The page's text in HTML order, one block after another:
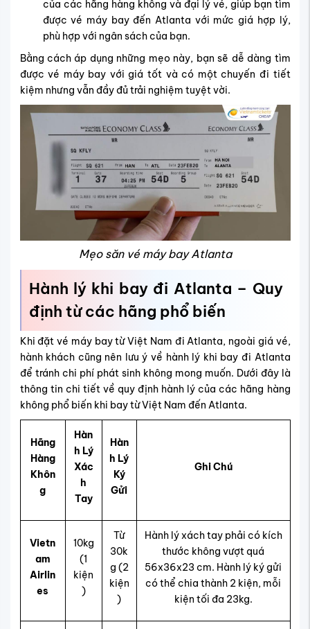
của các hãng hàng không và đại lý vé, giúp bạn tìm
được vé máy bay đến Atlanta với mức giá hợp lý,
phù hợp với ngân sách của bạn.
Bằng cách áp dụng những mẹo này, bạn sẽ dễ dàng tìm
được vé máy bay với giá tốt và có một chuyến đi tiết
kiệm nhưng vẫn đầy đủ trải nghiệm tuyệt vời.
Mẹo săn vé máy bay Atlanta
Hành lý khi bay đi Atlanta – Quy
định từ các hãng phổ biến
Khi đặt vé máy bay từ Việt Nam đi Atlanta, ngoài giá vé,
hành khách cũng nên lưu ý về hành lý khi bay đi Atlanta
để tránh chi phí phát sinh không mong muốn. Dưới đây là
thông tin chi tiết về quy định hành lý của các hãng hàng
không phổ biến khi bay từ Việt Nam đến Atlanta.
Hãng
Hàng
Khôn
g
Hàn
h Lý
Xác
h
Tay
Hàn
h Lý
Ký
Gửi
Ghi Chú
Vietn
am
Airlin
es
10kg
(1
kiện
)
Từ
30k
g (2
kiện
)
Hành lý xách tay phải có kích
thước không vượt quá
56x36x23 cm. Hành lý ký gửi
có thể chia thành 2 kiện, mỗi
kiện tối đa 23kg.